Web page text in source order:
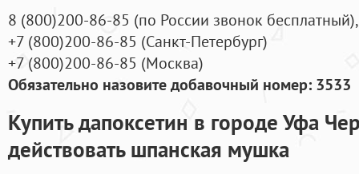
8 (800)200-86-85 (по России звонок бесплатный),
+7 (800)200-86-85 (Санкт-Петербург)
+7 (800)200-86-85 (Москва)
Обязательно назовите добавочный номер: 3533
Купить дапоксетин в городе Уфа
действовать шпанская мушка